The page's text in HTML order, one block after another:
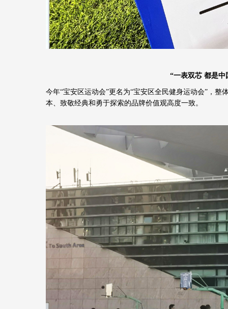
“一表双芯 都是中
今年“宝安区运动会”更名为“宝安区全民健身运动会”，
本、致敬经典和勇于探索的品牌价值观高度一致。